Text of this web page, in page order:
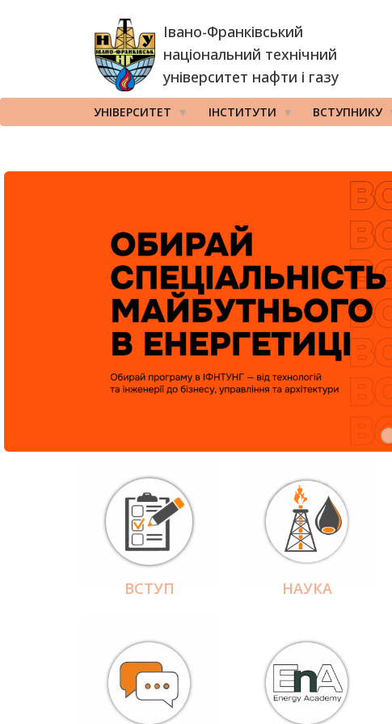
Івано-Франківський
національний технічний
університет нафти і газу
УНІВЕРСИТЕТ ІНСТИТУТИ ВСТУПНИКУ
ВСТУП НАУКА